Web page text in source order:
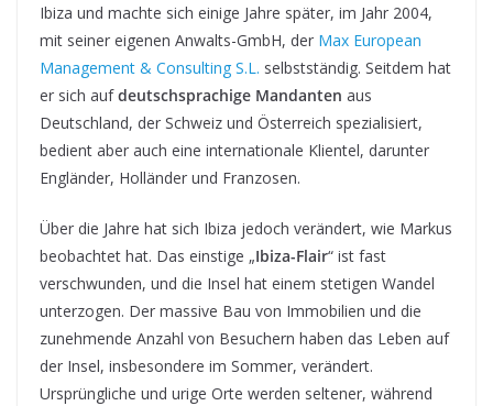
Ibiza und machte sich einige Jahre später, im Jahr 2004,
mit seiner eigenen Anwalts-GmbH, der Max European
Management & Consulting S.L. selbstständig. Seitdem hat
er sich aufdeutschsprachige Mandanten aus
Deutschland, der Schweiz und Österreich spezialisiert,
bedient aber auch eine internationale Klientel, darunter
Engländer, Holländer und Franzosen.
Über die Jahre hat sich Ibiza jedoch verändert, wie Markus
beobachtet hat. Das einstige „Ibiza-Flair“ ist fast
verschwunden, und die Insel hat einem stetigen Wandel
unterzogen. Der massive Bau von Immobilien und die
zunehmende Anzahl von Besuchern haben das Leben auf
der Insel, insbesondere im Sommer, verändert.
Ursprüngliche und urige Orte werden seltener, während